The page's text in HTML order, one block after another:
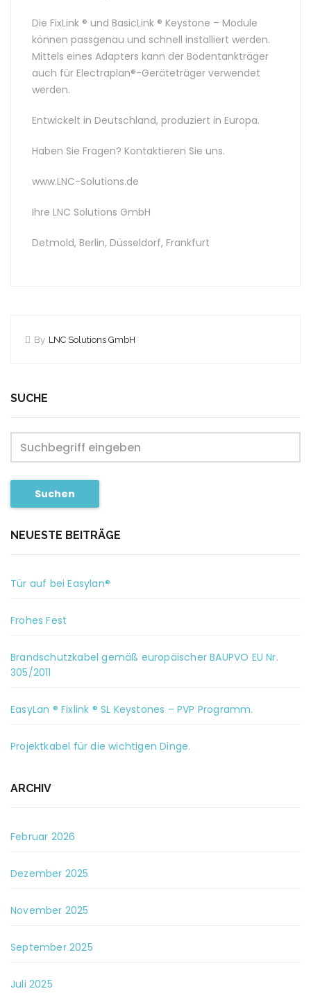
Die FixLink ® und BasicLink ® Keystone – Module
können passgenau und schnell installiert werden.
Mittels eines Adapters kann der Bodentankträger
auch für Electraplan®-Geräteträger verwendet
werden.
Entwickelt in Deutschland, produziert in Europa.
Haben Sie Fragen? Kontaktieren Sie uns.
www.LNC-Solutions.de
Ihre LNC Solutions GmbH
Detmold, Berlin, Düsseldorf, Frankfurt
By LNC Solutions GmbH
SUCHE
Suchen
NEUESTE BEITRÄGE
Tür auf bei Easylan®
Frohes Fest
Brandschutzkabel gemäß europäischer BAUPVO EU Nr.
305/2011
EasyLan ® Fixlink ® SL Keystones – PVP Programm.
Projektkabel für die wichtigen Dinge.
ARCHIV
Februar 2026
Dezember 2025
November 2025
September 2025
Juli 2025